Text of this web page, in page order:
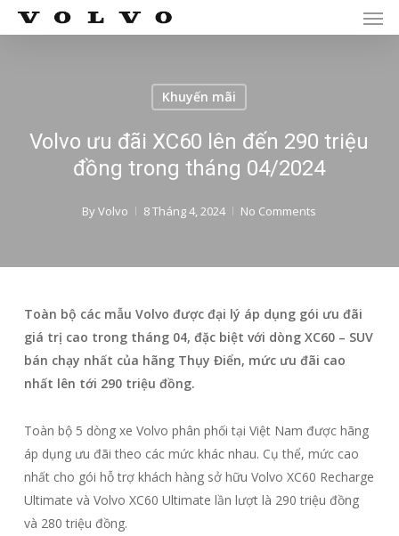
Skip
to
Khuyến mãi
Volvo ưu đãi XC60 lên đến 290 triệu
đồng trong tháng 04/2024
ByVolvo 8 Tháng 4, 2024 No Comments
Toàn bộ các mẫu Volvo được đại lý áp dụng gói ưu đãi
giá trị cao trong tháng 04, đặc biệt với dòng XC60 – SUV
bán chạy nhất của hãng Thụy Điển, mức ưu đãi cao
nhất lên tới 290 triệu đồng.
Toàn bộ 5 dòng xe Volvo phân phối tại Việt Nam được hãng
áp dụng ưu đãi theo các mức khác nhau. Cụ thể, mức cao
nhất cho gói hỗ trợ khách hàng sở hữu Volvo XC60 Recharge
Ultimate và Volvo XC60 Ultimate lần lượt là 290 triệu đồng
và 280 triệu đồng.
Menu